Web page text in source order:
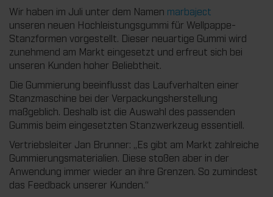
Wir haben im Juli unter dem Namen marbaject
unseren neuen Hochleistungsgummi für Wellpappe-
Stanzformen vorgestellt. Dieser neuartige Gummi wird
zunehmend am Markt eingesetzt und erfreut sich bei
unseren Kunden hoher Beliebtheit.
Die Gummierung beeinflusst das Laufverhalten einer
Stanzmaschine bei der Verpackungsherstellung
maßgeblich. Deshalb ist die Auswahl des passenden
Gummis beim eingesetzten Stanzwerkzeug essentiell.
Vertriebsleiter Jan Brunner: „Es gibt am Markt zahlreiche
Gummierungsmaterialien. Diese stoßen aber in der
Anwendung immer wieder an ihre Grenzen. So zumindest
das Feedback unserer Kunden.“